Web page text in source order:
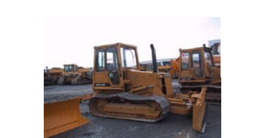
TRACTOR DE CADENA
ALQUILER DE MAQUINARIA